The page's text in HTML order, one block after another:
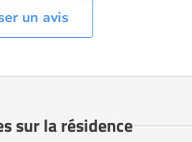
un avis
sur la résidence